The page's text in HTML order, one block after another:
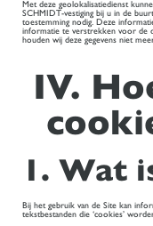
Met deze geolokalisatiedienst
SCHMIDT-vestiging bij u in de
toestemming nodig. Deze
informatie te verstrekken voor de
houden wij deze gegevens niet
IV.
1. Wat
Bij het gebruik van de Site kan
tekstbestanden die ‘cookies’